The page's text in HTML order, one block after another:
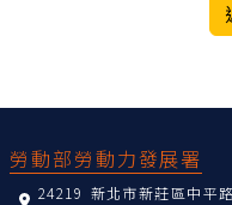
勞動部勞動力發展署
24219 新北市新莊區中平